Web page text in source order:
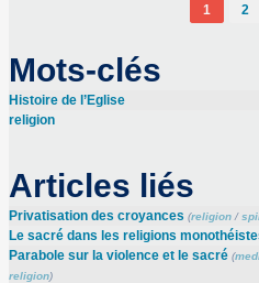
1 2
Mots-clés
Histoire de l’Eglise
religion
Articles liés
Privatisation des croyances (religion/
Le sacré dans les religions
Parabole sur la violence et le sacré (
religion)